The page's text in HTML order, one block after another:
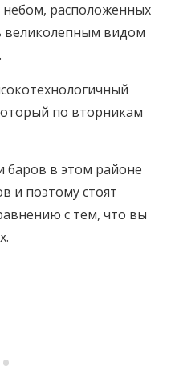
расположенных
великолепным видом
по вторникам
баров в этом районе
и поэтому стоят
с тем, что вы